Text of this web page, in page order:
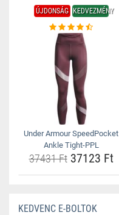
ÚJDONSÁG KEDVEZMÉNY
Under Armour SpeedPocket
Ankle Tight-PPL
37431 Ft37123 Ft
KEDVENC E-BOLTOK